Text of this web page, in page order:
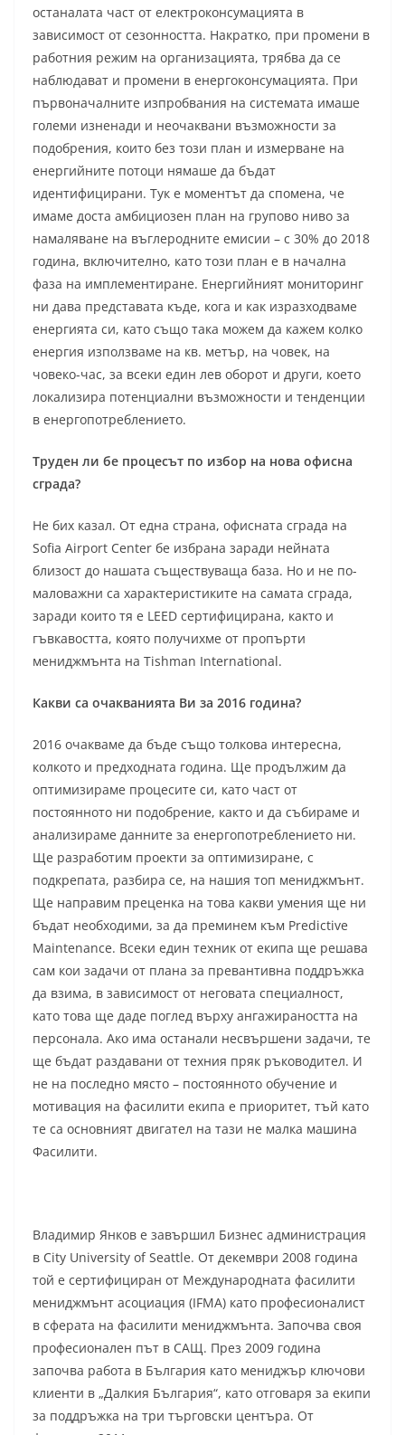
останалата част от електроконсумацията в
зависимост от сезонността. Накратко, при промени в
работния режим на организацията, трябва да се
наблюдават и промени в енергоконсумацията. При
първоначалните изпробвания на системата имаше
големи изненади и неочаквани възможности за
подобрения, които без този план и измерване на
енергийните потоци нямаше да бъдат
идентифицирани. Тук е моментът да спомена, че
имаме доста амбициозен план на групово ниво за
намаляване на въглеродните емисии – с 30% до 2018
година, включително, като този план е в начална
фаза на имплементиране. Енергийният мониторинг
ни дава представата къде, кога и как изразходваме
енергията си, като също така можем да кажем колко
енергия използваме на кв. метър, на човек, на
човеко-час, за всеки един лев оборот и други, което
локализира потенциални възможности и тенденции
в енергопотреблението.
Труден ли бе процесът по избор на нова офисна
сграда?
Не бих казал. От една страна, офисната сграда на
Sofia Airport Center бе избрана заради нейната
близост до нашата съществуваща база. Но и не по-
маловажни са характеристиките на самата сграда,
заради които тя е LEED сертифицирана, както и
гъвкавостта, която получихме от пропърти
мениджмънта на Tishman International.
Какви са очакванията Ви за 2016 година?
2016 очакваме да бъде също толкова интересна,
колкото и предходната година. Ще продължим да
оптимизираме процесите си, като част от
постоянното ни подобрение, както и да събираме и
анализираме данните за енергопотреблението ни.
Ще разработим проекти за оптимизиране, с
подкрепата, разбира се, на нашия топ мениджмънт.
Ще направим преценка на това какви умения ще ни
бъдат необходими, за да преминем към Predictive
Maintenance. Всеки един техник от екипа ще решава
сам кои задачи от плана за превантивна поддръжка
да взима, в зависимост от неговата специалност,
като това ще даде поглед върху ангажираността на
персонала. Ако има останали несвършени задачи, те
ще бъдат раздавани от техния пряк ръководител. И
не на последно място – постоянното обучение и
мотивация на фасилити екипа е приоритет, тъй като
те са основният двигател на тази не малка машина
Фасилити.
Владимир Янков е завършил Бизнес администрация
в City University of Seattle. От декември 2008 година
той е сертифициран от Международната фасилити
мениджмънт асоциация (IFMA) като професионалист
в сферата на фасилити мениджмънта. Започва своя
професионален път в САЩ. През 2009 година
започва работа в България като мениджър ключови
клиенти в „Далкия България“, като отговаря за екипи
за поддръжка на три търговски центъра. От